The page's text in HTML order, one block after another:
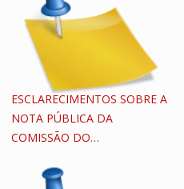
ESCLARECIMENTOS SOBRE A
NOTA PÚBLICA DA
COMISSÃO DO…